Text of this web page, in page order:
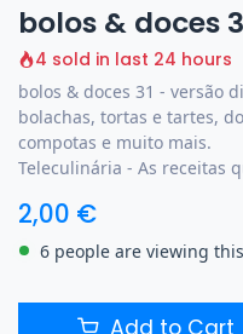
bolos & doces
4 sold in last 24 hours
bolos & doces 31 - versão
bolachas, tortas e tartes,
compotas e muito mais.
Teleculinária - As receitas
2,00 €
6 people are viewing
Add to Cart